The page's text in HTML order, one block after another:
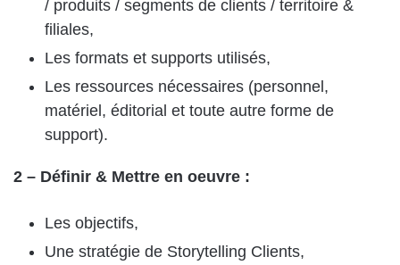
/ produits / segments de clients / territoire &
filiales,
Les formats et supports utilisés,
Les ressources nécessaires (personnel,
matériel, éditorial et toute autre forme de
support).
2 – Définir & Mettre en oeuvre :
Les objectifs,
Une stratégie de Storytelling Clients,